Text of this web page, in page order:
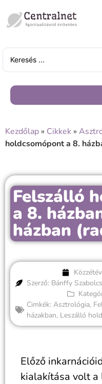
Kezdőlap » Cikkek »
holdcsomópont a 8.
Felszálló
a 8.
házban
Szerző: Bánffy Szabolcs
Cimkék: Asztrológia,
házakban, Leszálló
Előző
kialakítása volt